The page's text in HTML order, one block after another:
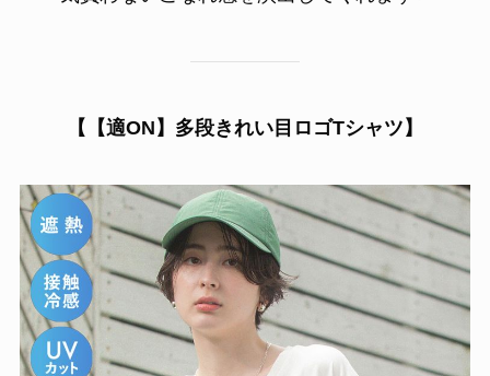
ロゴTシャツ
人気のロゴTシャツ。
コーデにほどよいアクセントを加えながら
気負わないこなれ感を演出してくれます✔
【【適ON】多段きれい目ロゴTシャツ】